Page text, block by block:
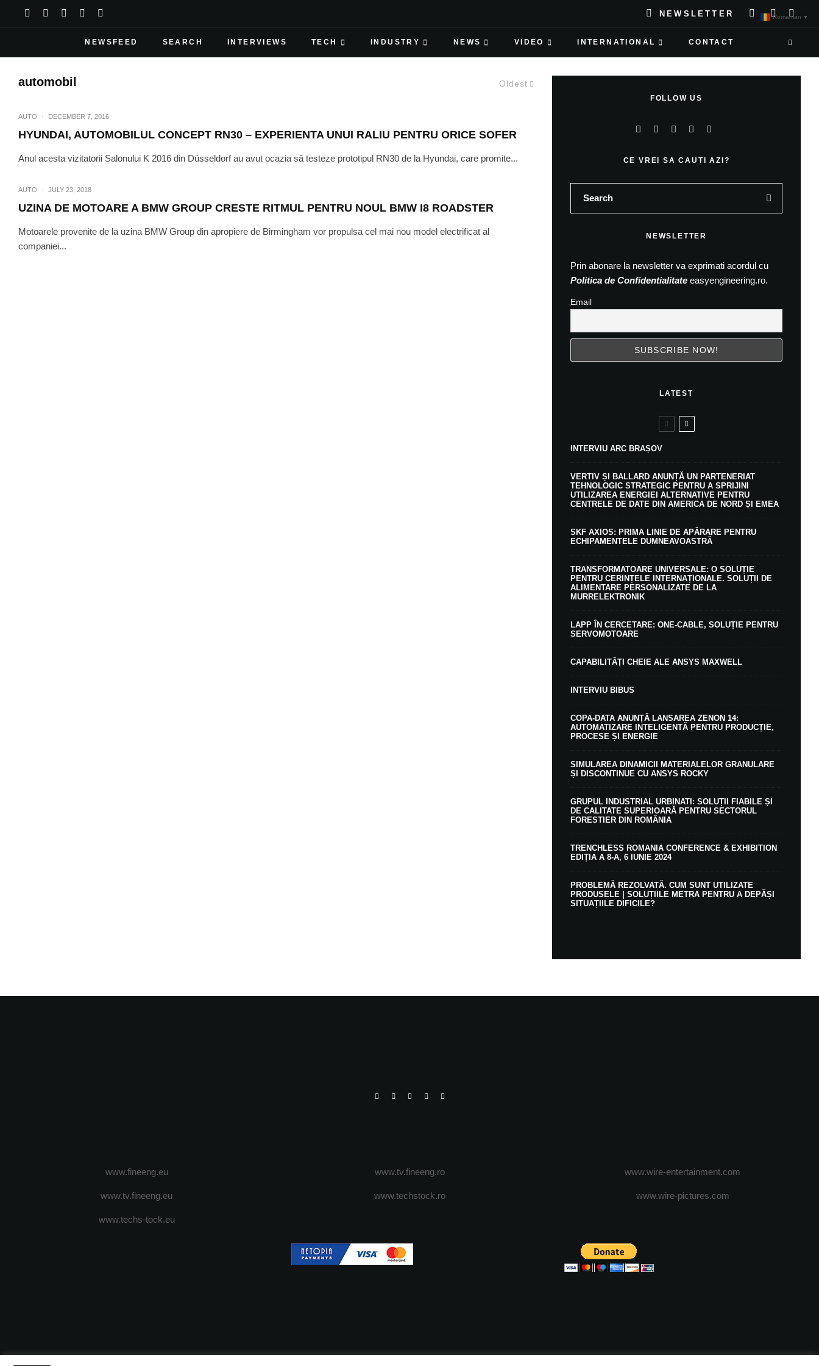
NEWSLETTER
NEWSFEED SEARCH INTERVIEWS TECH INDUSTRY NEWS VIDEO INTERNATIONAL CONTACT
Oldest
automobil
AUTO · DECEMBER 7, 2016
HYUNDAI, AUTOMOBILUL CONCEPT RN30 – EXPERIENTA UNUI RALIU PENTRU ORICE SOFER
Anul acesta vizitatorii Salonului K 2016 din Düsseldorf au avut ocazia să testeze prototipul RN30 de la Hyundai, care promite...
AUTO · JULY 23, 2018
UZINA DE MOTOARE A BMW GROUP CRESTE RITMUL PENTRU NOUL BMW I8 ROADSTER
Motoarele provenite de la uzina BMW Group din apropiere de Birmingham vor propulsa cel mai nou model electrificat al
companiei...
FOLLOW US
CE VREI SA CAUTI AZI?
NEWSLETTER
Prin abonare la newsletter va exprimati acordul cu
Politica de Confidentialitate easyengineering.ro.
Email
LATEST
INTERVIU ARC BRAȘOV
VERTIV ȘI BALLARD ANUNȚĂ UN PARTENERIAT
TEHNOLOGIC STRATEGIC PENTRU A SPRIJINI
UTILIZAREA ENERGIEI ALTERNATIVE PENTRU
CENTRELE DE DATE DIN AMERICA DE NORD ȘI EMEA
SKF AXIOS: PRIMA LINIE DE APĂRARE PENTRU
ECHIPAMENTELE DUMNEAVOASTRĂ
TRANSFORMATOARE UNIVERSALE: O SOLUȚIE
PENTRU CERINȚELE INTERNAȚIONALE. SOLUȚII DE
ALIMENTARE PERSONALIZATE DE LA
MURRELEKTRONIK
LAPP ÎN CERCETARE: ONE-CABLE, SOLUȚIE PENTRU
SERVOMOTOARE
CAPABILITĂȚI CHEIE ALE ANSYS MAXWELL
INTERVIU BIBUS
COPA-DATA ANUNȚĂ LANSAREA ZENON 14:
AUTOMATIZARE INTELIGENTĂ PENTRU PRODUCȚIE,
PROCESE ȘI ENERGIE
SIMULAREA DINAMICII MATERIALELOR GRANULARE
ȘI DISCONTINUE CU ANSYS ROCKY
GRUPUL INDUSTRIAL URBINATI: SOLUȚII FIABILE ȘI
DE CALITATE SUPERIOARĂ PENTRU SECTORUL
FORESTIER DIN ROMÂNIA
TRENCHLESS ROMANIA CONFERENCE & EXHIBITION
EDIȚIA A 8-A, 6 IUNIE 2024
PROBLEMĂ REZOLVATĂ. CUM SUNT UTILIZATE
PRODUSELE | SOLUȚIILE METRA PENTRU A DEPĂȘI
SITUAȚIILE DIFICILE?
www.fineeng.eu
www.tv.fineeng.eu
www.techs-tock.eu
www.tv.fineeng.ro
www.techstock.ro
www.wire-entertainment.com
www.wire-pictures.com
Romanian ▼